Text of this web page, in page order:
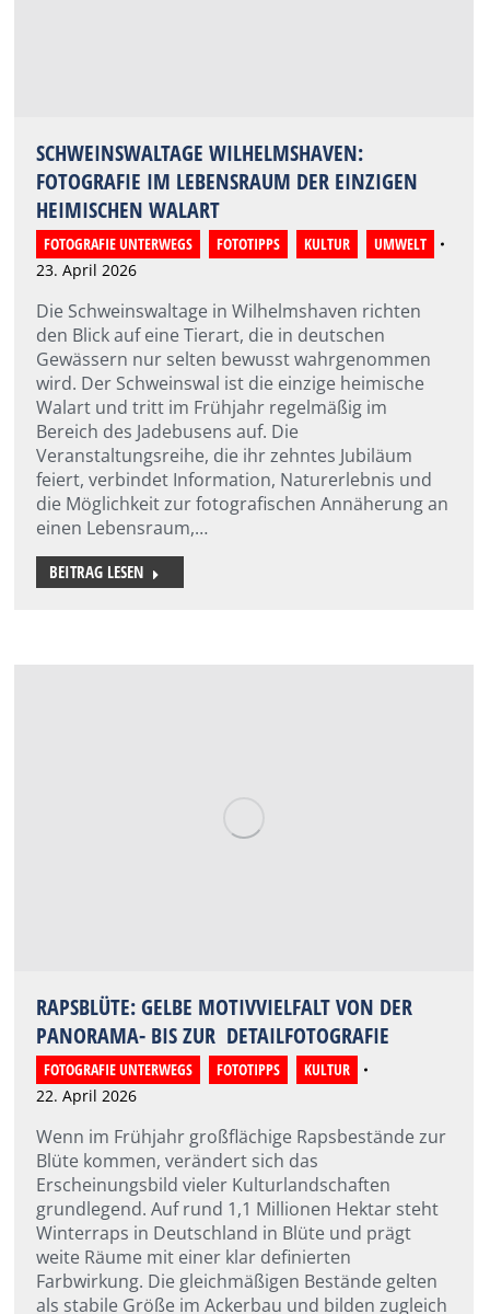
SCHWEINSWALTAGE WILHELMSHAVEN:
FOTOGRAFIE IM LEBENSRAUM DER EINZIGEN
HEIMISCHEN WALART
FOTOGRAFIE UNTERWEGS FOTOTIPPS KULTUR
UMWELT
23. April 2026
Die Schweinswaltage in Wilhelmshaven richten
den Blick auf eine Tierart, die in deutschen
Gewässern nur selten bewusst wahrgenommen
wird. Der Schweinswal ist die einzige heimische
Walart und tritt im Frühjahr regelmäßig im
Bereich des Jadebusens auf. Die
Veranstaltungsreihe, die ihr zehntes Jubiläum
feiert, verbindet Information, Naturerlebnis und
die Möglichkeit zur fotografischen Annäherung an
einen Lebensraum,…
BEITRAG LESEN
RAPSBLÜTE: GELBE MOTIVVIELFALT VON DER
PANORAMA- BIS ZUR DETAILFOTOGRAFIE
FOTOGRAFIE UNTERWEGS FOTOTIPPS
KULTUR
22. April 2026
Wenn im Frühjahr großflächige Rapsbestände zur
Blüte kommen, verändert sich das
Erscheinungsbild vieler Kulturlandschaften
grundlegend. Auf rund 1,1 Millionen Hektar steht
Winterraps in Deutschland in Blüte und prägt
weite Räume mit einer klar definierten
Farbwirkung. Die gleichmäßigen Bestände gelten
als stabile Größe im Ackerbau und bilden zugleich